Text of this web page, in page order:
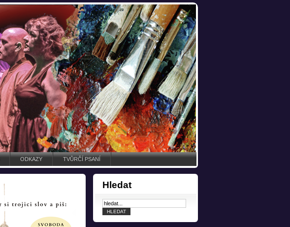
ODKAZY TVŮRČÍ PSANÍ
Hledat